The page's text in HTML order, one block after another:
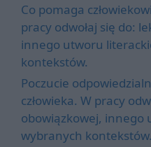
Co pomaga
pracy odwołaj się do:
innego utworu
kontekstów.
Poczucie
człowieka. W pracy
obowiązkowej, innego
wybranych kontekstów.